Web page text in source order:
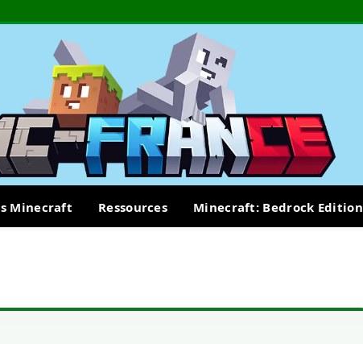
Minecraft Ressources Minecraft: Bedrock Edition